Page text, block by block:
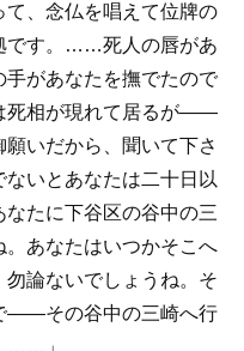
、念仏を唱えて位牌の
です。……死人の唇があ
があなたを撫でたので
死相が現れて居るが――
いだから、聞いて下さ
いとあなたは二十日以
たに下谷区の谷中の三
あなたはいつかそこへ
論ないでしょうね。そ
――その谷中の三崎へ行